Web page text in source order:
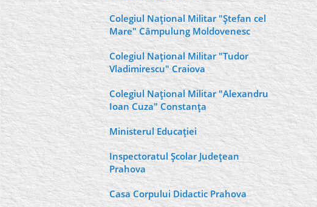
Colegiul Naţional Militar "Ştefan cel
Mare" Câmpulung Moldovenesc
Colegiul Naţional Militar "Tudor
Vladimirescu" Craiova
Colegiul Naţional Militar "Alexandru
Ioan Cuza" Constanţa
Ministerul Educaţiei
Inspectoratul Şcolar Judeţean
Prahova
Casa Corpului Didactic Prahova